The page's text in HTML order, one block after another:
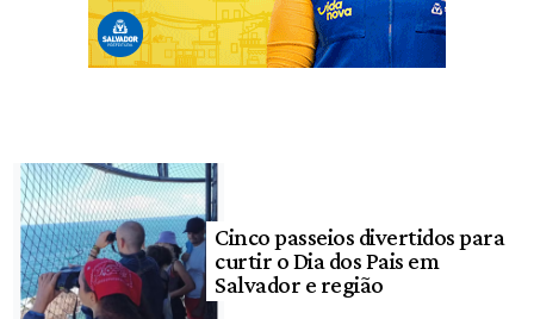
Cinco passeios divertidos para
curtir o Dia dos Pais em
Salvador e região